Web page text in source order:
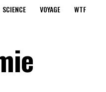
SCIENCE VOYAGE WTF